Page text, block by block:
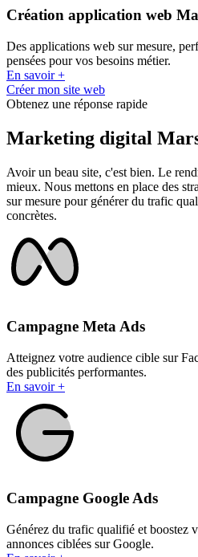
Création application web
Des applications web sur mesure,
pensées pour vos besoins métier.
En savoir +
Créer mon site web
Obtenez une réponse rapide
Marketing digital
Avoir un beau site, c'est bien. Le
mieux. Nous mettons en place des
sur mesure pour générer du trafic
concrètes.
Campagne Meta Ads
Atteignez votre audience cible sur
des publicités performantes.
En savoir +
Campagne Google Ads
Générez du trafic qualifié et boostez
annonces ciblées sur Google.